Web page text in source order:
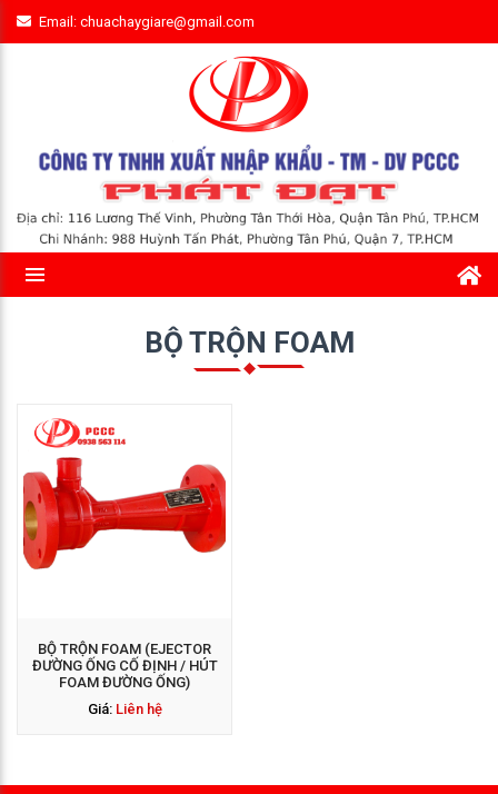
Email: chuachaygiare@gmail.com
BỘ TRỘN FOAM
BỘ TRỘN FOAM (EJECTOR
ĐƯỜNG ỐNG CỐ ĐỊNH / HÚT
FOAM ĐƯỜNG ỐNG)
Giá: Liên hệ